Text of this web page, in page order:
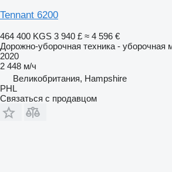
Tennant 6200
464 400 KGS 3 940 £ ≈ 4 596 €
Дорожно-уборочная техника - уборочная
2020
2 448 м/ч
Великобритания, Hampshire
PHL
Связаться с продавцом